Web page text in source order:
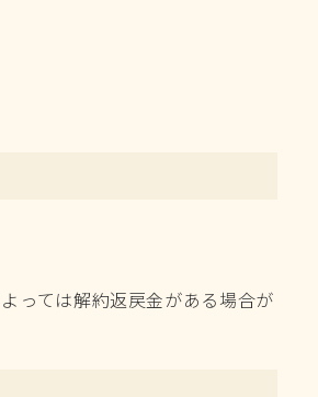
お願いいたします。
続きをお願いします。
ある場合が